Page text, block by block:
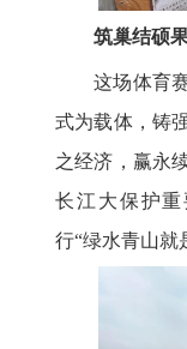
筑巢结硕
这场体育
式为载体，铸
之经济，赢永
长江大保护
行“绿水青山就